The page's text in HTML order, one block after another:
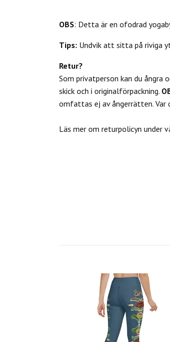
OBS: Detta är en ofodrad
Tips: Undvik att sitta på riviga
Retur?
Som privatperson kan du ångra
skick och i originalförpackning.
omfattas ej av ångerrätten. Var
Läs mer om returpolicyn under